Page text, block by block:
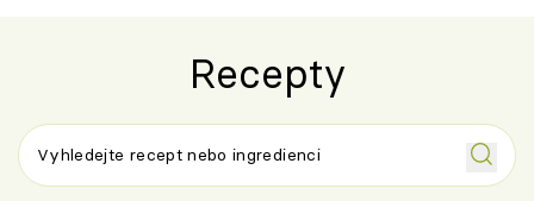
Recepty